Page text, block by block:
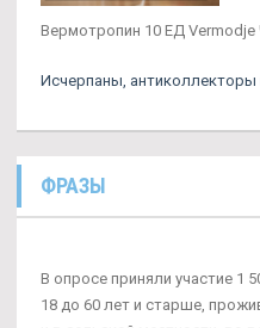
Вермотропин 10 ЕД
Исчерпаны, антиколлекторы
ФРАЗЫ
В опросе приняли участие 1
18 до 60 лет и старше,